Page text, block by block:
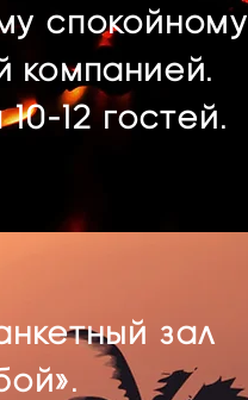
спокойному
компанией.
12 гостей.
зал